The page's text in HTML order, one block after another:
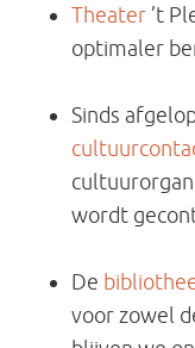
Theater ’t
optimaler
Sinds
wordt
De
voor zowel